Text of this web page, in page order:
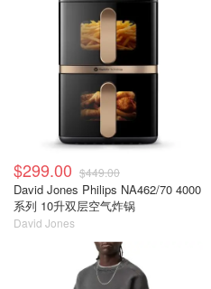
$299.00 $449.00
David Jones Philips NA462/70 4000
系列 10升双层空气炸锅
David Jones